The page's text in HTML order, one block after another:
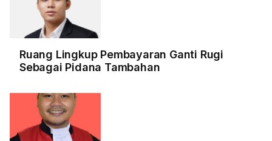
Ruang Lingkup Pembayaran Ganti Rugi
Sebagai Pidana Tambahan